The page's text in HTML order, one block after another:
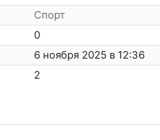
Спорт
0
6 ноября 2025 в 12:36
2